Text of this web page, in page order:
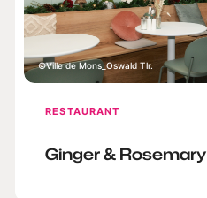
Ville de Mons_Oswald Tlr.
RESTAURANT
Ginger & Rosemary